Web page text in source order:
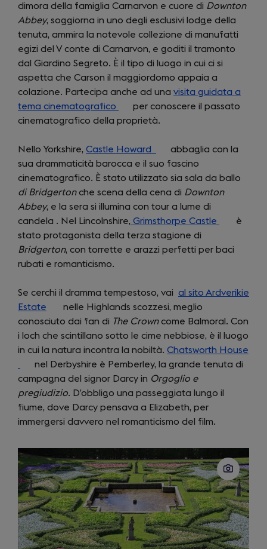
in
a
new
tab)
dimora della famiglia Carnarvon e cuore di Downton
Abbey, soggiorna in uno degli esclusivi lodge della
tenuta, ammira la notevole collezione di manufatti
egizi del V conte di Carnarvon, e goditi il tramonto
dal Giardino Segreto. È il tipo di luogo in cui ci si
aspetta che Carson il maggiordomo appaia a
colazione. Partecipa anche ad una visita guidata a
tema cinematografico
(opens
in
new
tab)
per conoscere il passato
cinematografico della proprietà.
Nello Yorkshire, Castle Howard
(opens
in
a
new
tab)
abbaglia con la
sua drammaticità barocca e il suo fascino
cinematografico. È stato utilizzato sia sala da ballo
di Bridgertonche scena della cena di Downton
Abbey, e la sera si illumina con tour a lume di
candela . Nel Lincolnshire, Grimsthorpe Castle
(opens
a
è
stato protagonista della terza stagione di
Bridgerton, con torrette e arazzi perfetti per baci
rubati e romanticismo.
Se cerchi il dramma tempestoso, vai al sito Ardverikie
Estate (opens
in
a
new
tab)
nelle Highlands scozzesi, meglio
conosciuto dai fan di The Crowncome Balmoral. Con
i loch che scintillano sotto le cime nebbiose, è il luogo
in cui la natura incontra la nobiltà. Chatsworth House
(opens
in
a
new
tab)
nel Derbyshire è Pemberley, la grande tenuta di
campagna del signor Darcy in Orgoglio e
pregiudizio. D’obbligo una passeggiata lungo il
fiume, dove Darcy pensava a Elizabeth, per
immergersi davvero nel romanticismo del film.